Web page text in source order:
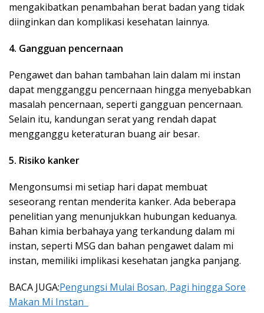
mengakibatkan penambahan berat badan yang tidak
diinginkan dan komplikasi kesehatan lainnya.
4. Gangguan pencernaan
Pengawet dan bahan tambahan lain dalam mi instan
dapat mengganggu pencernaan hingga menyebabkan
masalah pencernaan, seperti gangguan pencernaan.
Selain itu, kandungan serat yang rendah dapat
mengganggu keteraturan buang air besar.
5. Risiko kanker
Mengonsumsi mi setiap hari dapat membuat
seseorang rentan menderita kanker. Ada beberapa
penelitian yang menunjukkan hubungan keduanya.
Bahan kimia berbahaya yang terkandung dalam mi
instan, seperti MSG dan bahan pengawet dalam mi
instan, memiliki implikasi kesehatan jangka panjang.
BACA JUGA:Pengungsi Mulai Bosan, Pagi hingga Sore
Makan Mi Instan